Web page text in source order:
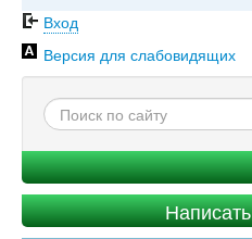
Вход
Версия для слабовидящих